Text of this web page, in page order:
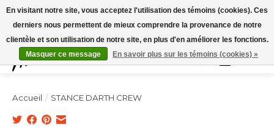
Expédition sous 48h / Livraison gratuite dès 150€ d'achats / -10% avec le code
"4MILKZOO"
Liste de
Panier
Accueil / STANCE DARTH CREW
En visitant notre site, vous acceptez l'utilisation des témoins (cookies). Ces
derniers nous permettent de mieux comprendre la provenance de notre
clientèle et son utilisation de notre site, en plus d'en améliorer les fonctions.
Masquer ce message
En savoir plus sur les témoins (cookies) »